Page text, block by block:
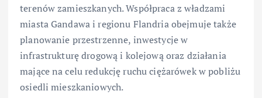
terenów zamieszkanych. Współpraca z władzami
miasta Gandawa i regionu Flandria obejmuje także
planowanie przestrzenne, inwestycje w
infrastrukturę drogową i kolejową oraz działania
mające na celu redukcję ruchu ciężarówek w pobliżu
osiedli mieszkaniowych.